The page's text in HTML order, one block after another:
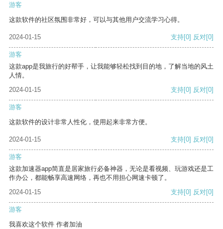
游客
这款软件的社区氛围非常好，可以与其他用户交流学习心得。
2024-01-15 支持[0] 反对[0]
游客
这款app是我旅行的好帮手，让我能够轻松找到目的地，了解当地的风土
人情。
2024-01-15
支持[0] 反对[0]
游客
这款软件的设计非常人性化，使用起来非常方便。
2024-01-15 支持[0] 反对[0]
游客
这款加速器app简直是居家旅行必备神器，无论是看视频、玩游戏还是工
作办公，都能畅享高速网络，再也不用担心网速卡顿了。
2024-01-15
支持[0] 反对[0]
游客
我喜欢这个软件 作者加油